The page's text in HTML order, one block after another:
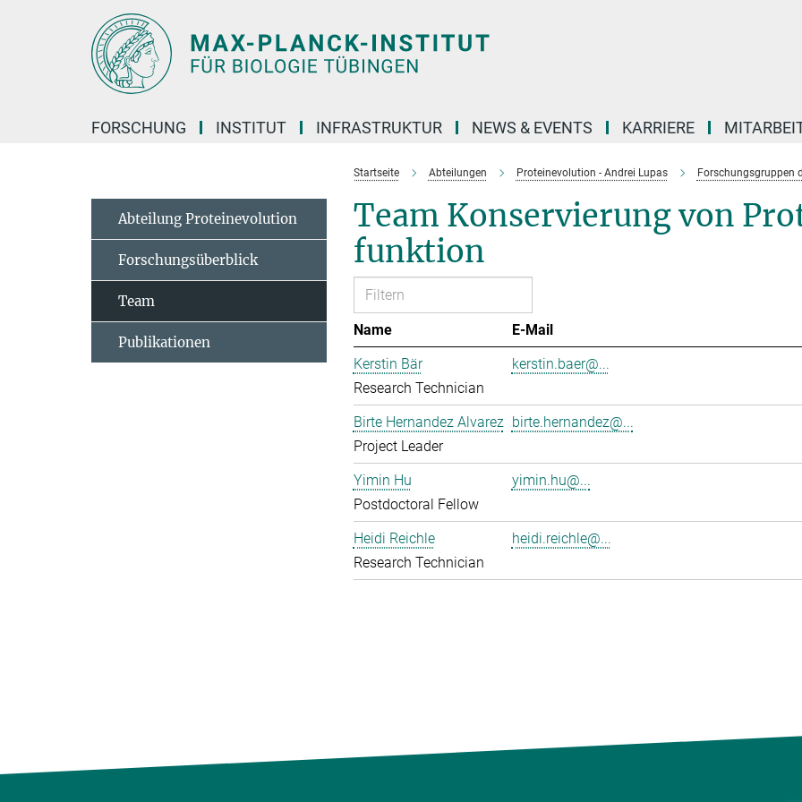
FORSCHUNG INSTITUT INFRASTRUKTUR NEWS & EVENTS KARRIERE
Startseite Abteilungen Proteinevolution - Andrei Lupas Forschungsgruppen
Team Konservierung von
funktion
Name
E-Mail
Kerstin Bär
Research Technician
kerstin.baer@...
Birte Hernandez Alvarez
Project Leader
birte.hernandez@...
Yimin Hu
Postdoctoral Fellow
yimin.hu@...
Heidi Reichle
Research Technician
heidi.reichle@...
Abteilung Proteinevolution
Forschungsüberblick
Team
Publikationen